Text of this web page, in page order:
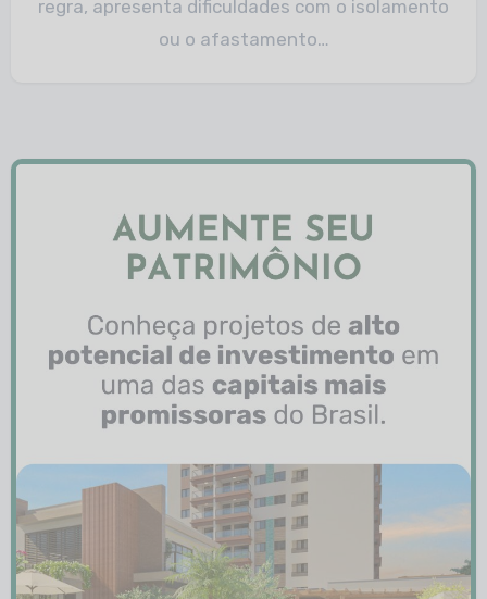
regra, apresenta dificuldades com o isolamento
ou o afastamento…